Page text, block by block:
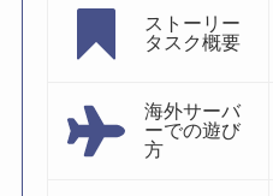
ストーリー
タスク概要
海外サーバ
ーでの遊び
方